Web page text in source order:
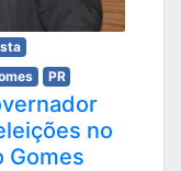
PR
no
Gomes